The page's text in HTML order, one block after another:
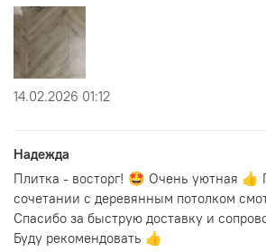
14.02.2026 01:12
Надежда
Плитка - восторг! 🤩 Очень уютная 👍
сочетании с деревянным потолком
Спасибо за быструю доставку и
Буду рекомендовать 👍